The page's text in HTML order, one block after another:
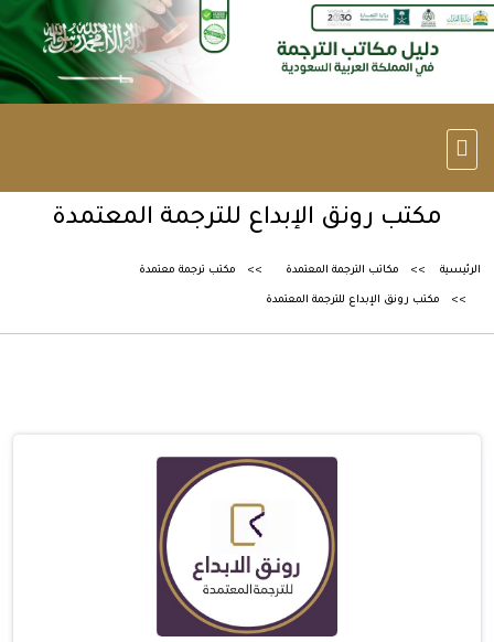
مكتب رونق الإبداع للترجمة المعتمدة
الرئيسية مكاتب الترجمة المعتمدة مكتب ترجمة معتمدة
مكتب رونق الإبداع للترجمة المعتمدة